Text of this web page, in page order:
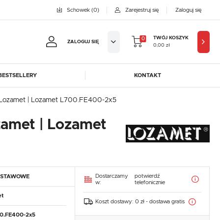
Schowek(0) Zarejestruj się Zaloguj się
ZALOGUJ SIĘ
się
KORZYŚCI:
swoich danych przy kolejnych zakupach
0
TWÓJ KOSZYK
0,00 zł
DORA-METAL EGAZ
GREDIL
LOZAMET LENARI
POTIS
ROLLER GRILL
SAYL
KONTAKT
| Lozamet L700.FE400-2x5
| Lozamet
2x5
Dostarczamy
w:
potwierdź
telefonicznie
Koszt dostawy: 0 zł - dostawa gratis